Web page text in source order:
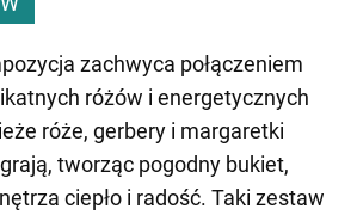
zachwyca połączeniem
różów i energetycznych
róże, gerbery i margaretki
tworząc pogodny bukiet,
ciepło i radość. Taki zestaw